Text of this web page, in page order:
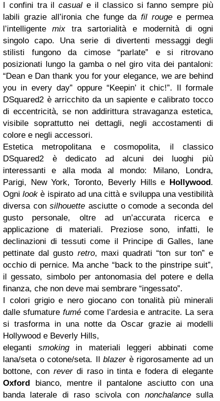
I confini tra ilcasuale il classico si fanno sempre più
labili grazie all’ironia che funge dafil rouge e permea
l’intelligentemix tra sartorialità e modernità di ogni
singolo capo. Una serie di divertenti messaggi degli
stilisti fungono da cimose “parlate” e si ritrovano
posizionati lungo la gamba o nel giro vita dei pantaloni:
“Dean e Dan thank you for your elegance, we are behind
you in every day” oppure “Keepin’ it chic!”. Il formale
DSquared2 è arricchito da un sapiente e calibrato tocco
di eccentricità, se non addirittura stravaganza estetica,
visibile soprattutto nei dettagli, negli accostamenti di
colore e negli accessori.
Estetica metropolitana e cosmopolita, il classico
DSquared2 è dedicato ad alcuni dei luoghi più
interessanti e alla moda al mondo: Milano, Londra,
Parigi, New York, Toronto, Beverly Hills e Hollywood.
Ognilook è ispirato ad una città e sviluppa una vestibilità
diversa consilhouette asciutte o comode a seconda del
gusto personale, oltre ad un’accurata ricerca e
applicazione di materiali. Preziose sono, infatti, le
declinazioni di tessuti come il Principe di Galles, lane
pettinate dal gusto retro, maxi quadrati “ton sur ton” e
occhio di pernice. Ma anche “back to the pinstripe suit”,
il gessato, simbolo per antonomasia del potere e della
finanza, che non deve mai sembrare “ingessato”.
I colori grigio e nero giocano con tonalità più minerali
dalle sfumature fumécome l’ardesia e antracite. La sera
si trasforma in una notte da Oscar grazie ai modelli
Hollywood e Beverly Hills,
eleganti smokingin materiali leggeri abbinati come
lana/seta o cotone/seta. Il blazerè rigorosamente ad un
bottone, con reverdi raso in tinta e fodera di elegante
Oxford bianco, mentre il pantalone asciutto con una
banda laterale di raso scivola con nonchalancesulla